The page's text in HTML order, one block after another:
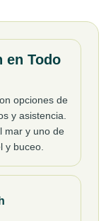
en Todo
opciones de
y asistencia.
mar y uno de
y buceo.